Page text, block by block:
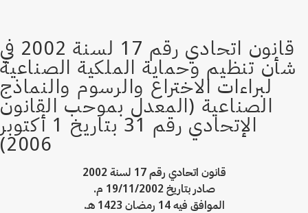
قانون اتحادي رقم 17 لسنة 2002
صادر بتاريخ 19/11/2002 م.
الموافق فيه 14 رمضان 1423 هـ.